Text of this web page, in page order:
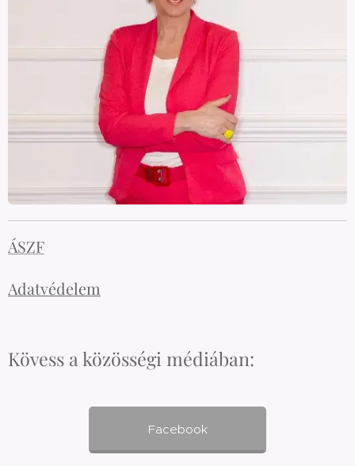
ÁSZF
Adatvédelem
Kövess a közösségi médiában:
Facebook